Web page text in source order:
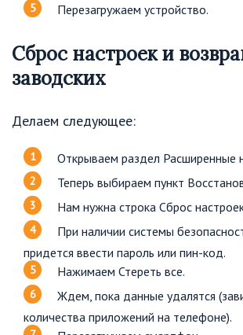
Перезагружаем устройство.
Сброс настроек и
заводских
Делаем следующее:
Открываем раздел Расширенные
Теперь выбираем пункт
Нам нужна строка Сброс
При наличии системы
придется ввести пароль или пин-код.
Нажимаем Стереть все.
Ждем, пока данные удалятся
количества приложений на телефоне).